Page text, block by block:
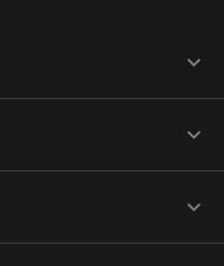


